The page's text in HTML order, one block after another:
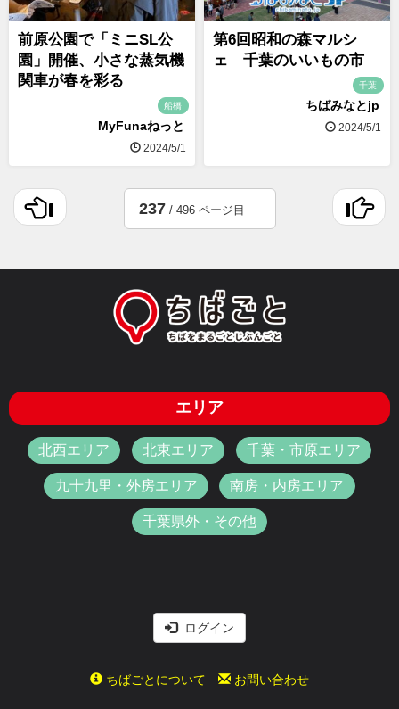
前原公園で「ミニSL公
園」開催、小さな蒸気機
関車が春を彩る
船橋
MyFunaねっと
2024/5/1
第6回昭和の森マルシ
ェ 千葉のいいもの市
千葉
ちばみなとjp
2024/5/1
237 / 496 ページ目
エリア
北西エリア 北東エリア 千葉・市原エリア
九十九里・外房エリア 南房・内房エリア
千葉県外・その他
ログイン
ちばごとについて お問い合わせ